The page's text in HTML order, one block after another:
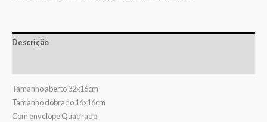
Descrição
Tamanho aberto 32x16cm
Tamanho dobrado 16x16cm
Com envelope Quadrado